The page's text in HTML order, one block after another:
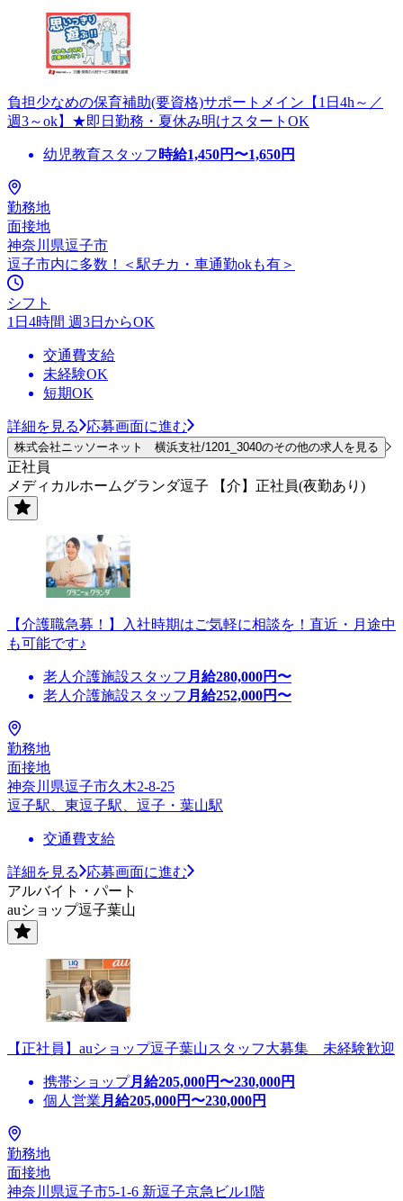
負担少なめの保育補助(要資格)サポートメイン【1日4h～／
週3～ok】★即日勤務・夏休み明けスタートOK
幼児教育スタッフ 時給1,450円〜1,650円
勤務地
面接地
神奈川県逗子市
逗子市内に多数！＜駅チカ・車通勤okも有＞
シフト
1日4時間 週3日からOK
交通費支給
未経験OK
短期OK
詳細を見る 応募画面に進む
株式会社ニッソーネット 横浜支社/1201_3040のその他の求人を見る
正社員
メディカルホームグランダ逗子 【介】正社員(夜勤あり)
【介護職急募！】入社時期はご気軽に相談を！直近・月途中
も可能です♪
老人介護施設スタッフ 月給280,000円〜
老人介護施設スタッフ 月給252,000円〜
勤務地
面接地
神奈川県逗子市久木2-8-25
逗子駅、東逗子駅、逗子・葉山駅
交通費支給
詳細を見る
応募画面に進む
アルバイト・パート
auショップ逗子葉山
【正社員】auショップ逗子葉山スタッフ大募集 未経験歓迎
携帯ショップ月給205,000円〜230,000円
個人営業 月給205,000円〜230,000円
勤務地
面接地
神奈川県逗子市5-1-6 新逗子京急ビル1階